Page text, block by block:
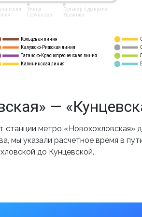
Кольцевая линия
Калужско-Рижская линия
Таганско-Краснопресненская линия
Калининская линия
Бульвар Адмирала
Ушакова
Улица
Горчакова
—
метро «Новохохловская»
мы указали расчетное время в
до Кунцевской.